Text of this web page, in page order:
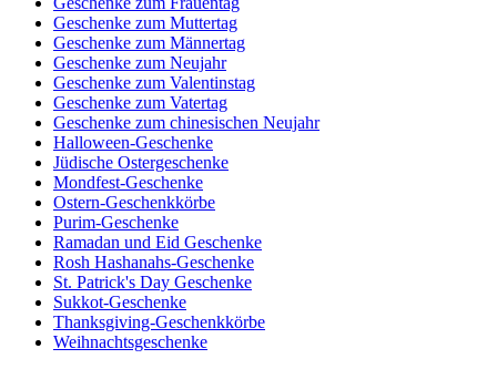
Geschenke zum Muttertag
Geschenke zum Männertag
Geschenke zum Neujahr
Geschenke zum Valentinstag
Geschenke zum Vatertag
Geschenke zum chinesischen Neujahr
Halloween-Geschenke
Jüdische Ostergeschenke
Mondfest-Geschenke
Ostern-Geschenkkörbe
Purim-Geschenke
Ramadan und Eid Geschenke
Rosh Hashanahs-Geschenke
St. Patrick's Day Geschenke
Sukkot-Geschenke
Thanksgiving-Geschenkkörbe
Weihnachtsgeschenke